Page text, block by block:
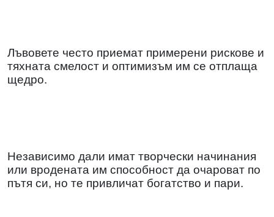
Лъвовете често приемат примерени рискове и
тяхната смелост и оптимизъм им се отплаща
щедро.
Независимо дали имат творчески начинания
или вродената им способност да очароват по
пътя си, но те привличат богатство и пари.